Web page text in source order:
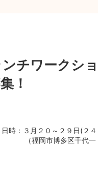
チワークショ
！
時：３月２０～２９日(２４
） （福岡市博多区千代一